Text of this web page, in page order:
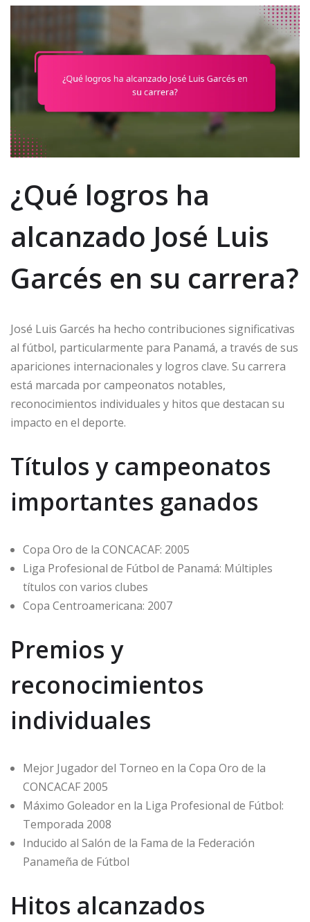
¿Qué logros ha
alcanzado José Luis
Garcés en su carrera?
José Luis Garcés ha hecho contribuciones significativas
al fútbol, particularmente para Panamá, a través de sus
apariciones internacionales y logros clave. Su carrera
está marcada por campeonatos notables,
reconocimientos individuales y hitos que destacan su
impacto en el deporte.
Títulos y campeonatos
importantes ganados
Copa Oro de la CONCACAF: 2005
Liga Profesional de Fútbol de Panamá: Múltiples
títulos con varios clubes
Copa Centroamericana: 2007
Premios y
reconocimientos
individuales
Mejor Jugador del Torneo en la Copa Oro de la
CONCACAF 2005
Máximo Goleador en la Liga Profesional de Fútbol:
Temporada 2008
Inducido al Salón de la Fama de la Federación
Panameña de Fútbol
Hitos alcanzados